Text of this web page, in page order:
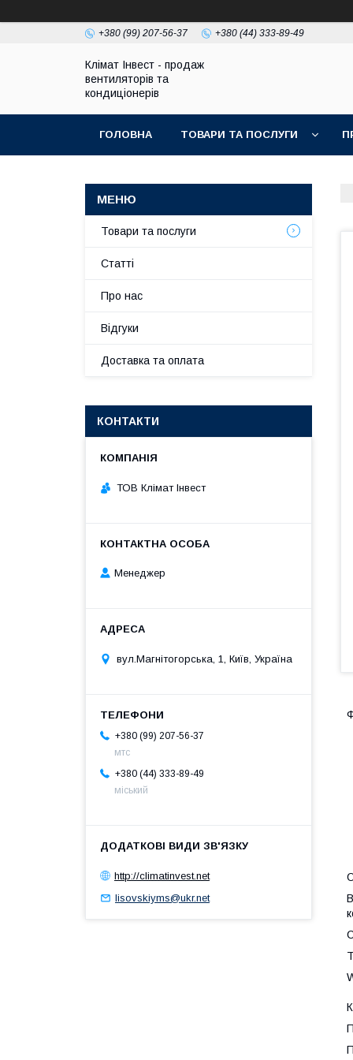
+380 (99) 207-56-37 +380 (44) 333-89-49
Клімат Інвест - продаж
вентиляторів та
кондиціонерів
ГОЛОВНА ТОВАРИ ТА ПОСЛУГИ
Товари та послуги
Статті
Про нас
Відгуки
Доставка та оплата
КОНТАКТИ
ТОВ Клімат Інвест
Менеджер
вул.Магнітогорська, 1, Київ, Україна
+380 (99) 207-56-37
мтс
+380 (44) 333-89-49
міський
http://climatinvest.net
lisovskiyms@ukr.net